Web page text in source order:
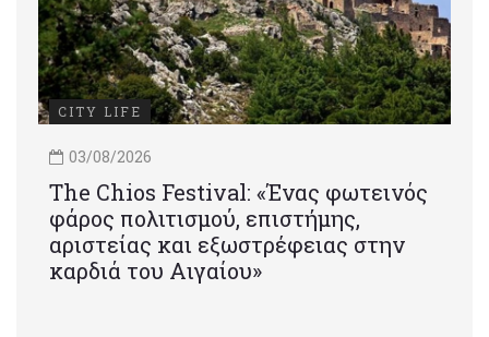
CITY LIFE
03/08/2026
Τhe Chios Festival: «Ένας φωτεινός
φάρος πολιτισμού, επιστήμης,
αριστείας και εξωστρέφειας στην
καρδιά του Αιγαίου»